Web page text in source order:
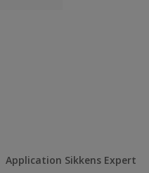
Application Sikkens Expert